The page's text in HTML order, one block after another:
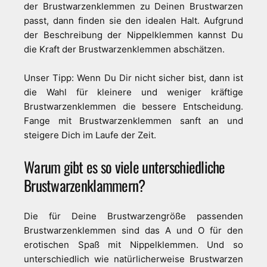
der Brustwarzenklemmen zu Deinen Brustwarzen
passt, dann finden sie den idealen Halt. Aufgrund
der Beschreibung der Nippelklemmen kannst Du
die Kraft der Brustwarzenklemmen abschätzen.
Unser Tipp: Wenn Du Dir nicht sicher bist, dann ist
die Wahl für kleinere und weniger kräftige
Brustwarzenklemmen die bessere Entscheidung.
Fange mit Brustwarzenklemmen sanft an und
steigere Dich im Laufe der Zeit.
Warum gibt es so viele unterschiedliche
Brustwarzenklammern?
Die für Deine Brustwarzengröße passenden
Brustwarzenklemmen sind das A und O für den
erotischen Spaß mit Nippelklemmen. Und so
unterschiedlich wie natürlicherweise Brustwarzen